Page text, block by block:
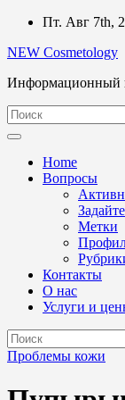
Перейти
содержимому
Пт. Авг 7th,
NEW Cosmetology
Информационный
Home
Вопросы
Метки
Контакты
О нас
Услуги и
Проблемы кожи